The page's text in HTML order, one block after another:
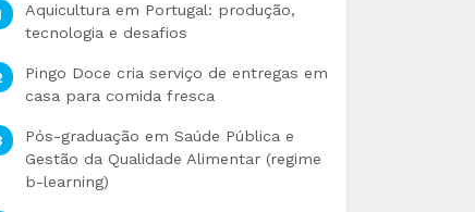
Aquicultura em Portugal: produção,
tecnologia e desafios
Pingo Doce cria serviço de entregas em
casa para comida fresca
Pós-graduação em Saúde Pública e
Gestão da Qualidade Alimentar (regime
b-learning)